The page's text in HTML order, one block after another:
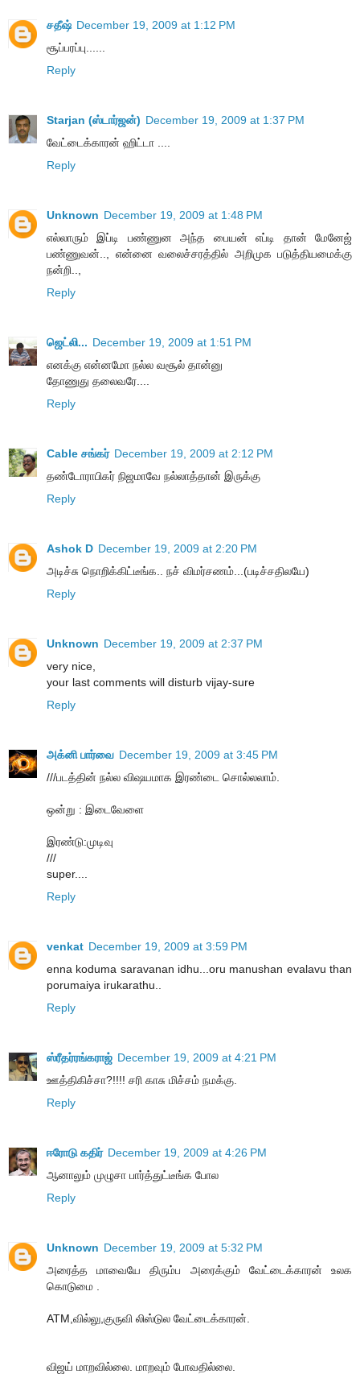
சதீஷ் December 19, 2009 at 1:12 PM
சூப்பரப்பு......
Reply
Starjan (ஸ்டார்ஜன்) December 19, 2009 at 1:37 PM
வேட்டைக்காரன் ஹிட்டா ....
Reply
Unknown December 19, 2009 at 1:48 PM
எல்லாரும் இப்டி பண்ணுன அந்த பையன் எப்டி தான் மேனேஜ்
பண்ணுவன்.., என்னை வலைச்சரத்தில் அறிமுக படுத்தியமைக்கு
நன்றி..,
Reply
ஜெட்லி... December 19, 2009 at 1:51 PM
எனக்கு என்னமோ நல்ல வசூல் தான்னு
தோணுது தலைவரே....
Reply
Cable சங்கர் December 19, 2009 at 2:12 PM
தண்டோராபிகர் நிஜமாவே நல்லாத்தான் இருக்கு
Reply
Ashok D December 19, 2009 at 2:20 PM
அடிச்சு நொறிக்கிட்டீங்க.. நச் விமர்சணம்...(படிச்சதிலயே)
Reply
Unknown December 19, 2009 at 2:37 PM
very nice,
your last comments will disturb vijay-sure
Reply
அக்னி பார்வை December 19, 2009 at 3:45 PM
///படத்தின் நல்ல விஷயமாக இரண்டை சொல்லலாம்.
ஒன்று : இடைவேளை
இரண்டு:முடிவு
///
super....
Reply
venkat December 19, 2009 at 3:59 PM
enna koduma saravanan idhu...oru manushan evalavu than
porumaiya irukarathu..
Reply
ஸ்ரீதர்ரங்கராஜ் December 19, 2009 at 4:21 PM
ஊத்திகிச்சா?!!!! சரி காசு மிச்சம் நமக்கு.
Reply
ஈரோடு கதிர் December 19, 2009 at 4:26 PM
ஆனாலும் முழுசா பார்த்துட்டீங்க போல
Reply
Unknown December 19, 2009 at 5:32 PM
அரைத்த மாவையே திரும்ப அரைக்கும் வேட்டைக்காரன் உலக
கொடுமை .
ATM,வில்லு,குருவி லிஸ்டுல வேட்டைக்காரன்.
விஜய் மாறவில்லை. மாறவும் போவதில்லை.